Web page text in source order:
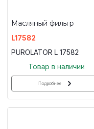
Масляный фильтр
L17582
PUROLATOR L 17582
Товар в наличии
Подробнее